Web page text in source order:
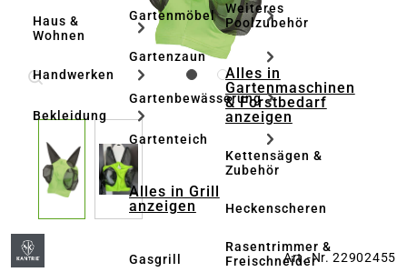
Haus &
Wohnen
Handwerken
Bekleidung
Gartenmöbel
Gartenzaun
Gartenbewässerung
Gartenteich
Alles in Grill
anzeigen
Gasgrill
Weiteres
Poolzubehör
Alles in
Gartenmaschinen
& Forstbedarf
anzeigen
Kettensägen &
Zubehör
Heckenscheren
Rasentrimmer &
FreischneiderArt.-Nr. 22902455